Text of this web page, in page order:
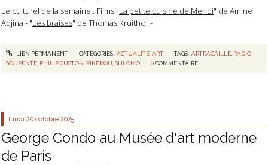
Le culturel de la semaine : Films "La petite cuisine de Mehdi" de Amine
Adjina - "Les braises" de Thomas Kruithof -
LIEN PERMANENT CATÉGORIES :ACTUALITÉ, ART TAGS :ARTRACAILLE, RADIO
SOUPENTE, PHILIP GUSTON, PIKEKOU,SHLOMO 0 COMMENTAIRE
lundi 20 octobre 2025
George Condo au Musée d'art moderne
de Paris